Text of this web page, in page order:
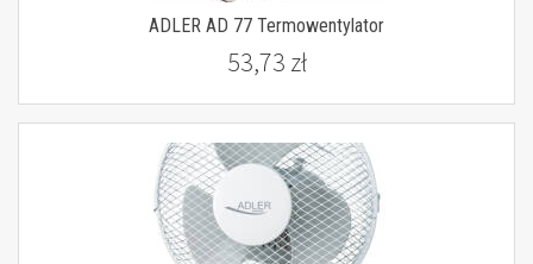
ADLER AD 77 Termowentylator
53,73 zł